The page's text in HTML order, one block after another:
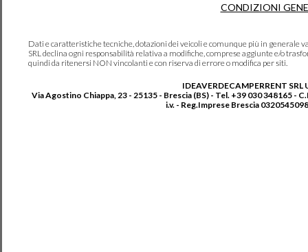
CONDIZIONI
Dati e caratteristiche tecniche, dotazioni dei veicoli e comunque più in generale
SRL declina ogni responsabilità relativa a modifiche, comprese aggiunte e/o
quindi da ritenersi NON vincolanti e con riserva di errore o modifica per siti.
IDEAVERDECAMPERRENT SRL
Via Agostino Chiappa, 23 - 25135 - Brescia (BS) - Tel. +39 030 348165 -
i.v. - Reg.Imprese Brescia